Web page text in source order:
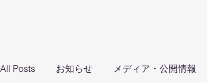
All Posts お知らせ メディア・公開情報